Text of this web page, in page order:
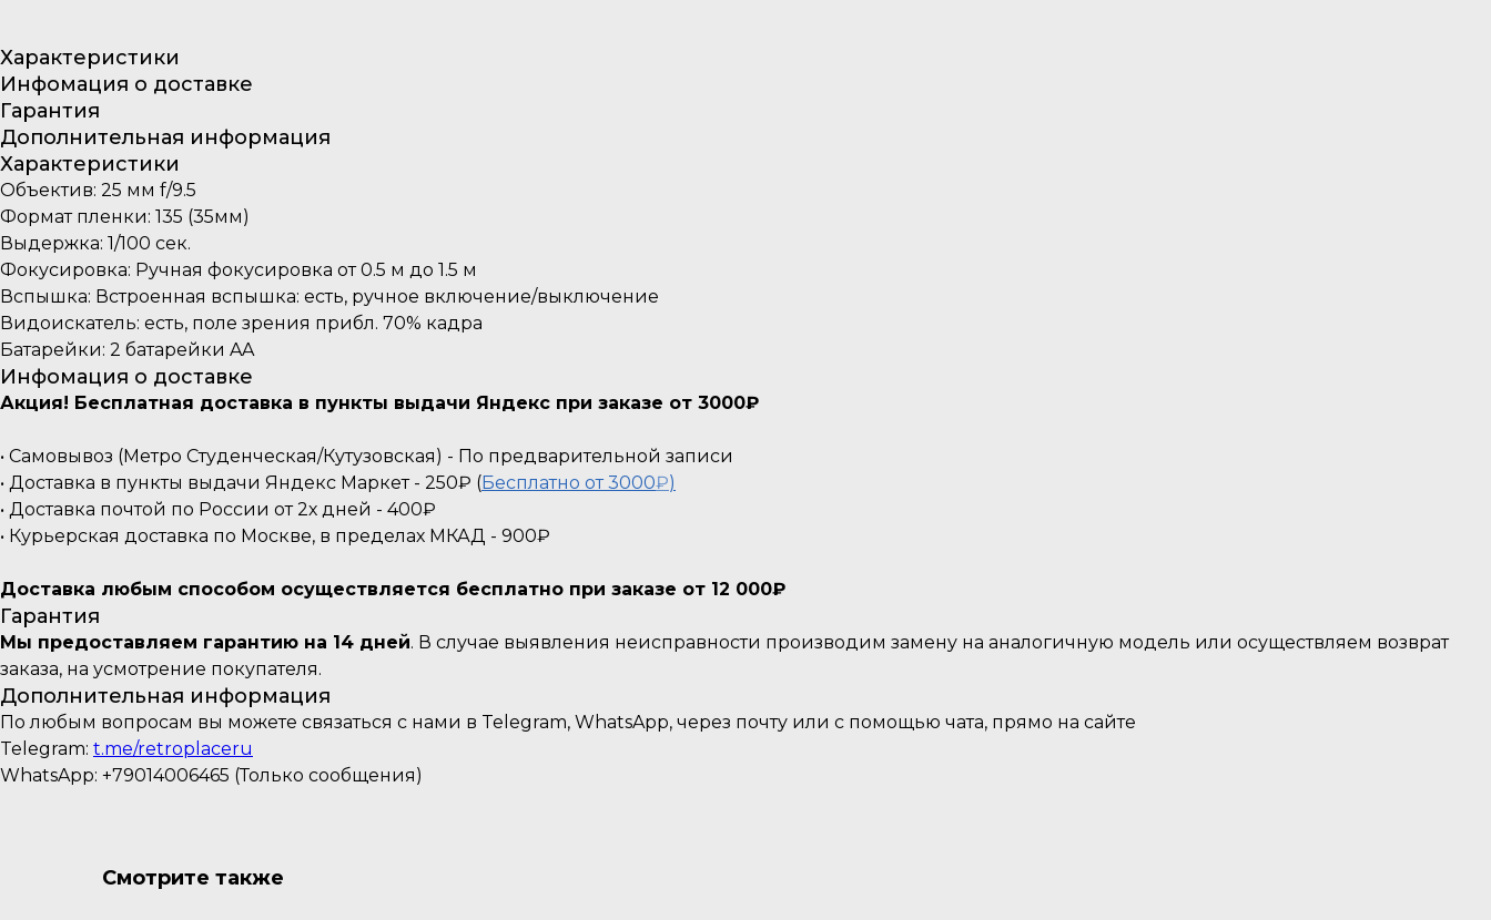
Характеристики
Инфомация о доставке
Гарантия
Дополнительная информация
Характеристики
Объектив: 25 мм f/9.5
Формат пленки: 135 (35мм)
Выдержка: 1/100 cек.
Фокусировка: Ручная фокусировка от 0.5 м до 1.5 м
Вспышка: Встроенная вспышка: есть, ручное включение/выключение
Видоискатель: есть, поле зрения прибл. 70% кадра
Батарейки: 2 батарейки AA
Инфомация о доставке
Акция! Бесплатная доставка в пункты выдачи Яндекс при заказе от 3000₽
• Самовывоз (Метро Студенческая/Кутузовская) - По предварительной записи
• Доставка в пункты выдачи Яндекс Маркет - 250₽ (Бесплатно от 3000₽)
• Доставка почтой по России от 2х дней - 400₽
• Курьерская доставка по Москве, в пределах МКАД - 900₽
Доставка любым способом осуществляется бесплатно при заказе от 12 000₽
Гарантия
Мы предоставляем гарантию на 14 дней. В случае выявления неисправности производим замену на аналогичную модель или осуществляем возврат
заказа, на усмотрение покупателя.
Дополнительная информация
По любым вопросам вы можете связаться с нами в Telegram, WhatsApp, через почту или с помощью чата, прямо на сайте
Telegram: t.me/retroplaceru
WhatsApp: +79014006465 (Только сообщения)
Смотрите также